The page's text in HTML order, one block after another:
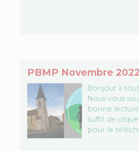
PBMP Novembre 2022
Bonjour à
Nous vous
bonne
suffit de
pour le